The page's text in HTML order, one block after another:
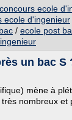
concours ecole
ecole d'ingenieur
/ ecole post
un bac S
mène à
nombreux et